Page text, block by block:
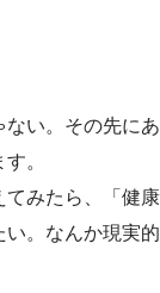
ない。その先にあ
。
てみたら、「健康
。なんか現実的